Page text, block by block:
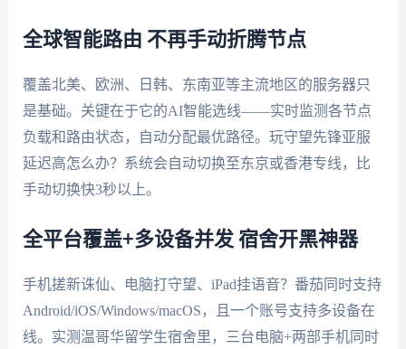
全球智能路由 不再手动折腾节点
覆盖北美、欧洲、日韩、东南亚等主流地区的服务器只
是基础。关键在于它的AI智能选线——实时监测各节点
负载和路由状态，自动分配最优路径。玩守望先锋亚服
延迟高怎么办？系统会自动切换至东京或香港专线，比
手动切换快3秒以上。
全平台覆盖+多设备并发 宿舍开黑神器
手机搓新诛仙、电脑打守望、iPad挂语音？番茄同时支持
Android/iOS/Windows/macOS，且一个账号支持多设备在
线。实测温哥华留学生宿舍里，三台电脑+两部手机同时